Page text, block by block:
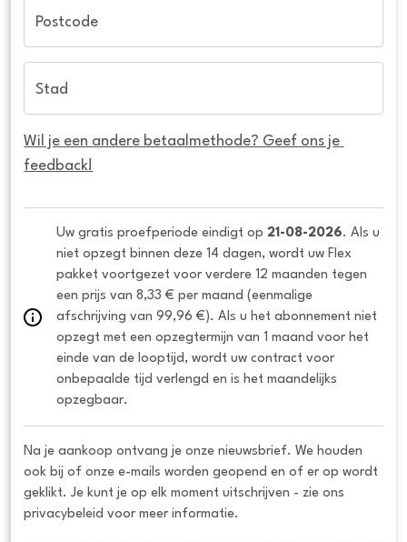
Postcode
Stad
Wil je een andere betaalmethode? Geef ons je
feedback!
Uw gratis proefperiode eindigt op 21-08-2026. Als u
niet opzegt binnen deze 14 dagen, wordt uw Flex
pakket voortgezet voor verdere 12 maanden tegen
een prijs van 8,33 € per maand (eenmalige
afschrijving van 99,96 €). Als u het abonnement niet
opzegt met een opzegtermijn van 1 maand voor het
einde van de looptijd, wordt uw contract voor
onbepaalde tijd verlengd en is het maandelijks
opzegbaar.
Na je aankoop ontvang je onze nieuwsbrief. We houden
ook bij of onze e-mails worden geopend en of er op wordt
geklikt. Je kunt je op elk moment uitschrijven - zie ons
privacybeleid voor meer informatie.